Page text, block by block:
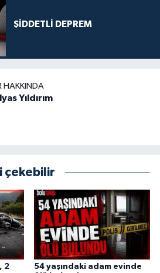
ŞİDDETLİ DEPREM
HAKKINDA
Yıldırım
çekebilir
2
54 yaşındaki adam evinde